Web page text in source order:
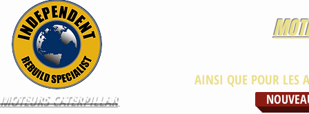
MOTEURS CATERPILLAR
AINSI QUE POUR LES